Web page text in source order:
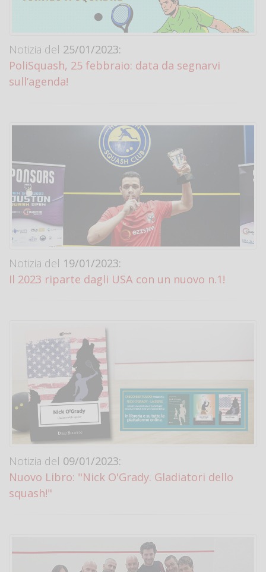
Notizia del 25/01/2023:
PoliSquash, 25 febbraio: data da segnarvi
sull’agenda!
Notizia del 19/01/2023:
Il 2023 riparte dagli USA con un nuovo n.1!
Notizia del 09/01/2023:
Nuovo Libro: "Nick O'Grady. Gladiatori dello
squash!"